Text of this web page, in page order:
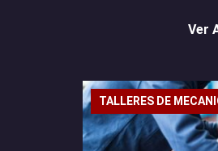
Ver
TALLERES DE